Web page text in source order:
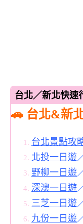
台北／新北快速
🚗 台北&新
台北景點攻
北投一日遊
野柳一日遊
深澳一日遊
三芝一日遊
九份一日遊